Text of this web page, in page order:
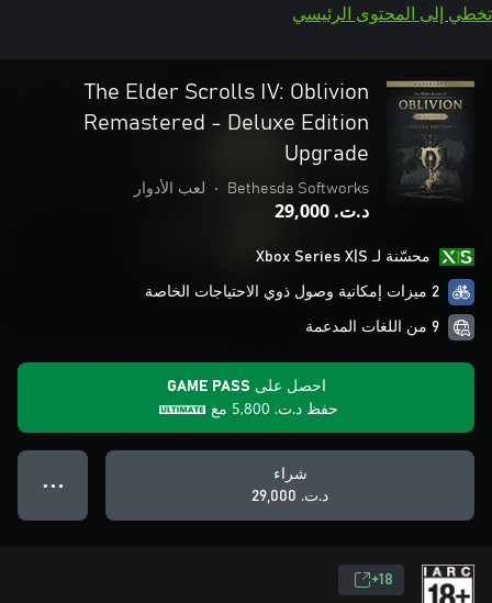
تخطي إلى المحتوى الرئيسي
The Elder Scrolls IV: Oblivion
Remastered - Deluxe Edition
Upgrade
Bethesda Softworks
• لعب الأدوار
د.ت.‏ 29,000
محسّنة لـ Xbox Series X|S
2 ميزات إمكانية وصول ذوي الاحتياجات الخاصة
9 من اللغات المدعمة
احصل على GAME PASS
حفظ د.ت.‏ 5,800 مع
شراء
د.ت.‏ 29,000
● ● ●
18+